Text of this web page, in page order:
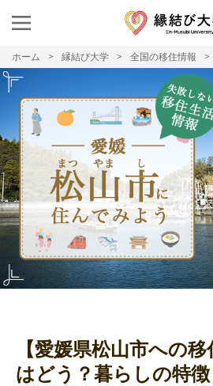
ホーム 縁結び大学 全国の移住情報
【愛媛県松山市への
はどう？暮らしの特